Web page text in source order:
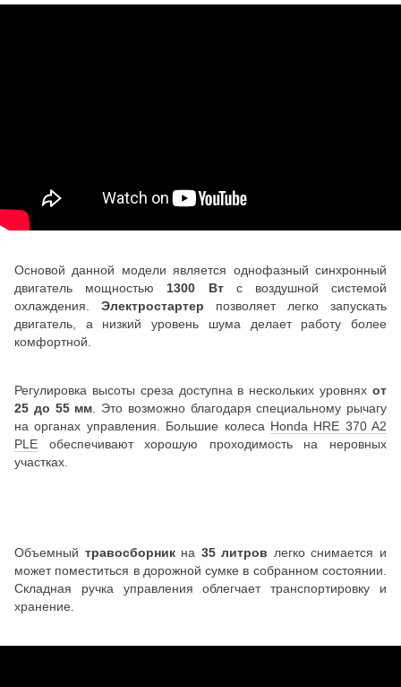
Основой данной модели является однофазный синхронный
двигатель мощностью1300 Втс воздушной системой
охлаждения. Электростартер позволяет легко запускать
двигатель, а низкий уровень шума делает работу более
комфортной.
Регулировка высоты среза доступна в нескольких уровнях от
25 до 55 мм. Это возможно благодаря специальному рычагу
на органах управления. Большие колеса Honda HRE 370 A2
PLE обеспечивают хорошую проходимость на неровных
участках.
Объемный травосборник на 35 литров легко снимается и
может поместиться в дорожной сумке в собранном состоянии.
Складная ручка управления облегчает транспортировку и
хранение.